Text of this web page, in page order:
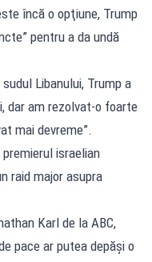
încă o opţiune, Trump
pentru a da undă
Libanului, Trump a
dar am rezolvat-o foarte
mai devreme”.
israelian
raid major asupra
Karl de la ABC,
pace ar putea depăşi o